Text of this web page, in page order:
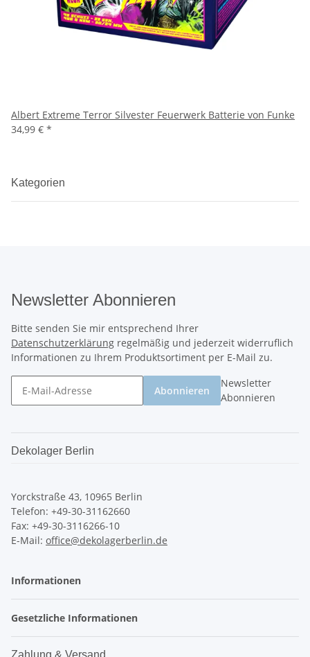
Albert Extreme Terror Silvester Feuerwerk Batterie von Funke
34,99 € *
Kategorien
Newsletter Abonnieren
Bitte senden Sie mir entsprechend Ihrer
Datenschutzerklärung regelmäßig und jederzeit widerruflich
Informationen zu Ihrem Produktsortiment per E-Mail zu.
Abonnieren
Newsletter
Abonnieren
Dekolager Berlin
Yorckstraße 43, 10965 Berlin
Telefon: +49-30-31162660
Fax: +49-30-3116266-10
E-Mail: office@dekolagerberlin.de
Informationen
Gesetzliche Informationen